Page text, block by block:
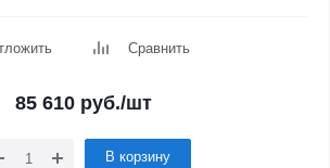
Сравнить
85 610руб./шт
В корзину